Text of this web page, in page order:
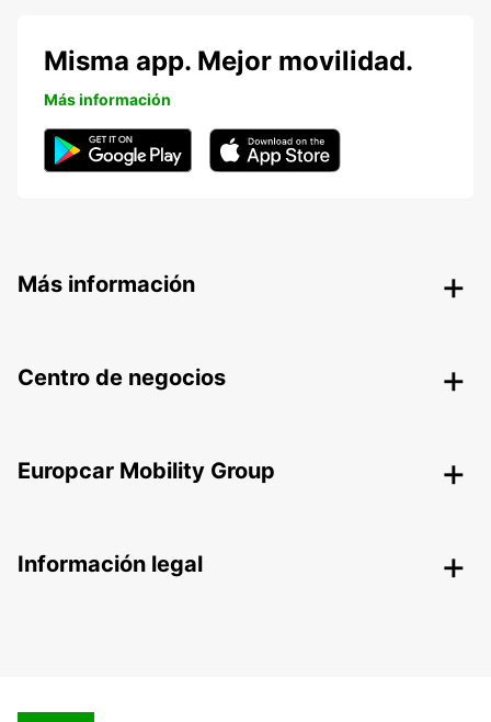
Misma app. Mejor movilidad.
Más información
Más información
Centro de negocios
Europcar Mobility Group
Información legal